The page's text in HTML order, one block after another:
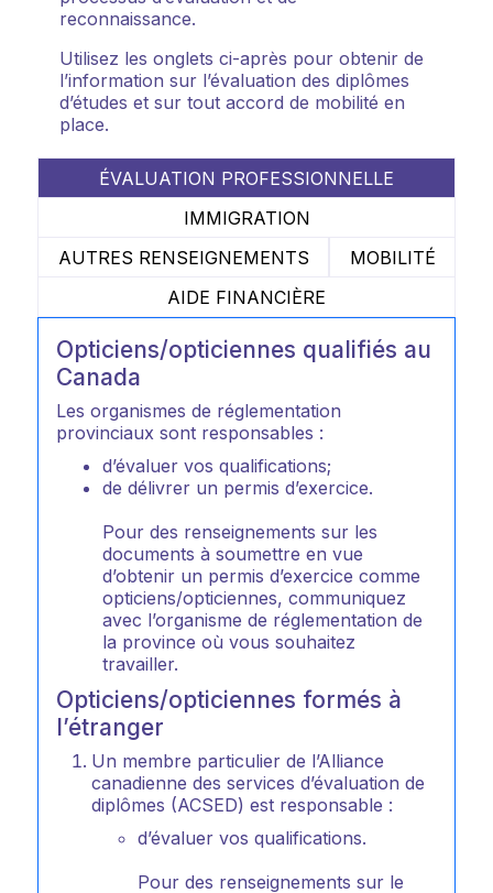
reconnaissance.
Utilisez les onglets ci-après pour obtenir de
l’information sur l’évaluation des diplômes
d’études et sur tout accord de mobilité en
place.
ÉVALUATION PROFESSIONNELLE
IMMIGRATION
AUTRES RENSEIGNEMENTS
MOBILITÉ
AIDE FINANCIÈRE
Opticiens/opticiennes qualifiés au
Canada
Les organismes de réglementation
provinciaux sont responsables :
d’évaluer vos qualifications;
de délivrer un permis d’exercice.
Pour des renseignements sur les
documents à soumettre en vue
d’obtenir un permis d’exercice comme
opticiens/opticiennes, communiquez
avec l’organisme de réglementation de
la province où vous souhaitez
travailler.
Opticiens/opticiennes formés à
l’étranger
Un membre particulier de l’Alliance
canadienne des services d’évaluation de
diplômes (ACSED) est responsable :
d’évaluer vos qualifications.
Pour des renseignements sur le